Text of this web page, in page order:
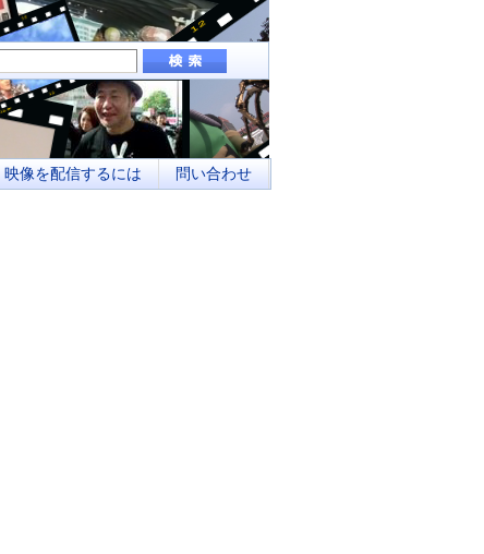
、地域メディアとしてのネットワーク化
映像を配信するには 問い合わせ